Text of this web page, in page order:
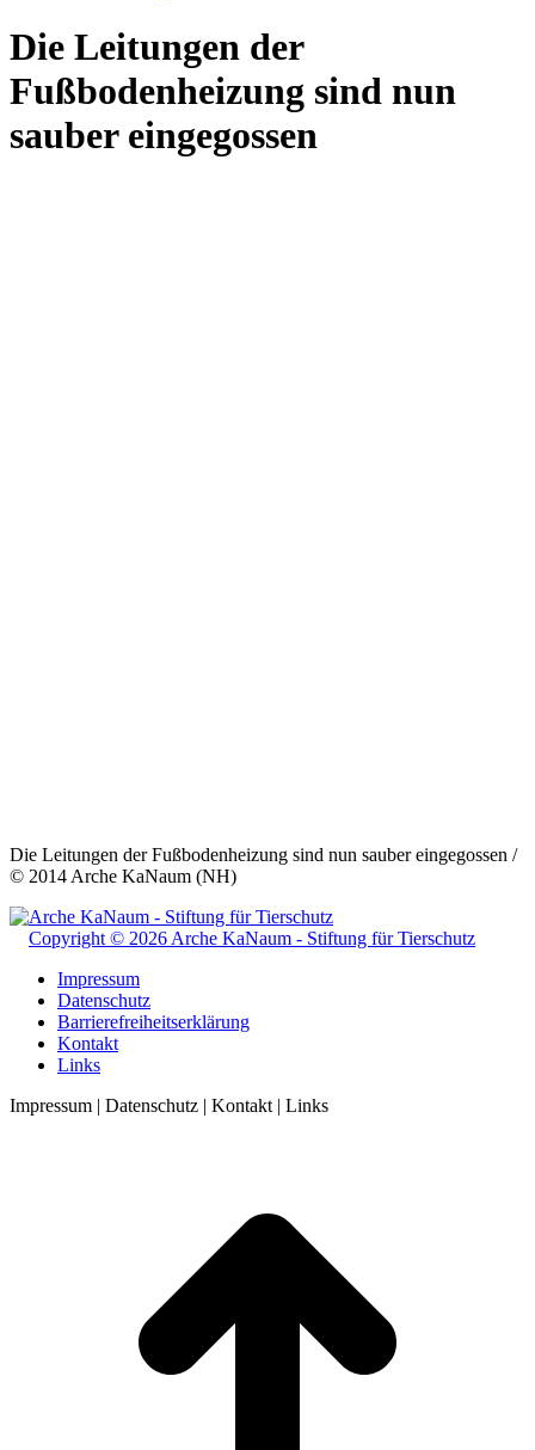
Die Leitungen der
Fußbodenheizung sind nun
sauber eingegossen
Die Leitungen der Fußbodenheizung sind nun sauber eingegossen /
© 2014 Arche KaNaum (NH)
Copyright © 2026 Arche KaNaum - Stiftung für Tierschutz
Impressum
Datenschutz
Barrierefreiheitserklärung
Kontakt
Links
Impressum | Datenschutz | Kontakt | Links